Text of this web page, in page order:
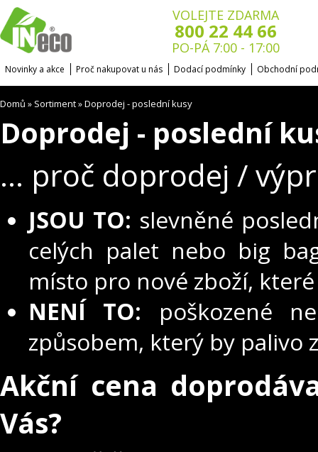
VOLEJTE ZDARMA
800 22 44 66
PO-PÁ 7:00 - 17:00
Novinky a akce Proč nakupovat u nás Dodací podmínky Obchodní
Domů » Sortiment»Doprodej - poslední kusy
Doprodej - poslední
... proč doprodej /
JSOU TO: slevněné
celých palet nebo big
místo pro nové zboží,
NENÍ TO: poškozené
způsobem, který by palivo
Akční cena
Vás?